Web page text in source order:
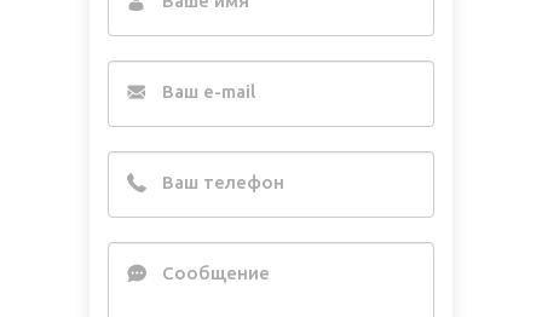
Ваш e-mail
Ваш телефон
Сообщение